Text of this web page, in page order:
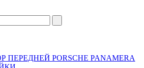
PORSCHE PANAMERA